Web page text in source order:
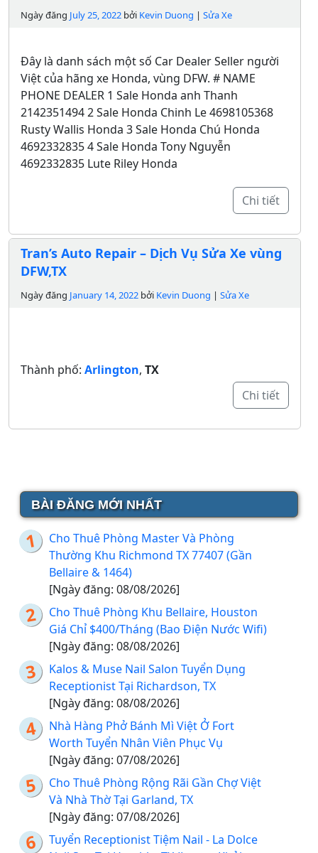
Ngày đăng July 25, 2022 bởi Kevin Duong | Sửa Xe
Đây là danh sách một số Car Dealer Seller người
Việt của hãng xe Honda, vùng DFW. # NAME
PHONE DEALER 1 Sale Honda anh Thanh
2142351494 2 Sale Honda Chinh Le 4698105368
Rusty Wallis Honda 3 Sale Honda Chú Honda
4692332835 4 Sale Honda Tony Nguyễn
4692332835 Lute Riley Honda
Chi tiết
Tran’s Auto Repair – Dịch Vụ Sửa Xe vùng
DFW,TX
Ngày đăng January 14, 2022 bởi Kevin Duong | Sửa Xe
Thành phố: Arlington, TX
Chi tiết
BÀI ĐĂNG MỚI NHẤT
Cho Thuê Phòng Master Và Phòng
Thường Khu Richmond TX 77407 (Gần
Bellaire & 1464)
[Ngày đăng: 08/08/2026]
Cho Thuê Phòng Khu Bellaire, Houston
Giá Chỉ $400/Tháng (Bao Điện Nước Wifi)
[Ngày đăng: 08/08/2026]
Kalos & Muse Nail Salon Tuyển Dụng
Receptionist Tại Richardson, TX
[Ngày đăng: 08/08/2026]
Nhà Hàng Phở Bánh Mì Việt Ở Fort
Worth Tuyển Nhân Viên Phục Vụ
[Ngày đăng: 07/08/2026]
Cho Thuê Phòng Rộng Rãi Gần Chợ Việt
Và Nhà Thờ Tại Garland, TX
[Ngày đăng: 07/08/2026]
Tuyển Receptionist Tiệm Nail - La Dolce